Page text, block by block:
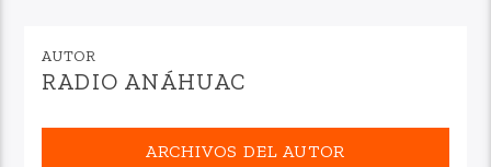
AUTOR
RADIO ANÁHUAC
ARCHIVOS DEL AUTOR